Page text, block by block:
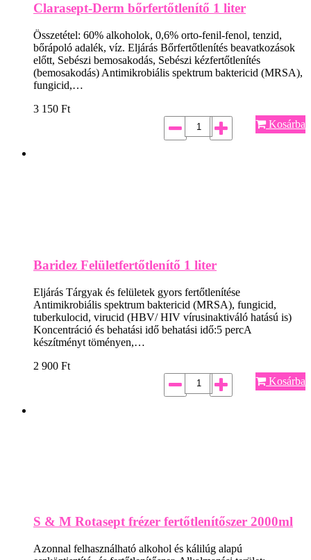
Clarasept-Derm bőrfertőtlenítő 1 liter
Összetétel: 60% alkoholok, 0,6% orto-fenil-fenol, tenzid,
bőrápoló adalék, víz. Eljárás Bőrfertőtlenítés beavatkozások
előtt, Sebészi bemosakodás, Sebészi kézfertőtlenítés
(bemosakodás) Antimikrobiális spektrum baktericid (MRSA),
fungicid,…
3 150 Ft
Kosárba
Baridez Felületfertőtlenítő 1 liter
Eljárás Tárgyak és felületek gyors fertőtlenítése
Antimikrobiális spektrum baktericid (MRSA), fungicid,
tuberkulocid, virucid (HBV/ HIV vírusinaktiváló hatású is)
Koncentráció és behatási idő behatási idő:5 percA
készítményt töményen,…
2 900 Ft
Kosárba
S & M Rotasept frézer fertőtlenítőszer 2000ml
Azonnal felhasználható alkohol és kálilúg alapú